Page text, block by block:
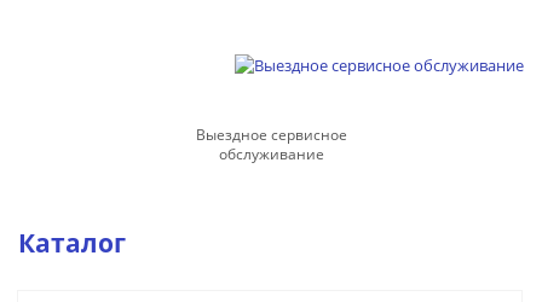
Выездное сервисное
обслуживание
Каталог